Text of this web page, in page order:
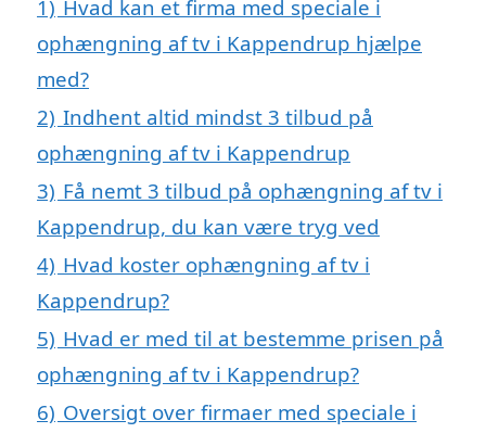
1) Hvad kan et firma med speciale i
ophængning af tv i Kappendrup hjælpe
med?
2) Indhent altid mindst 3 tilbud på
ophængning af tv i Kappendrup
3) Få nemt 3 tilbud på ophængning af tv i
Kappendrup, du kan være tryg ved
4) Hvad koster ophængning af tv i
Kappendrup?
5) Hvad er med til at bestemme prisen på
ophængning af tv i Kappendrup?
6) Oversigt over firmaer med speciale i